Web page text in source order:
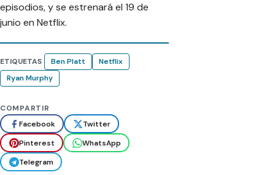
episodios, y se estrenará el 19 de
junio en Netflix.
ETIQUETAS Ben Platt
Netflix
Ryan Murphy
COMPARTIR
Facebook
Twitter
Pinterest
WhatsApp
Telegram